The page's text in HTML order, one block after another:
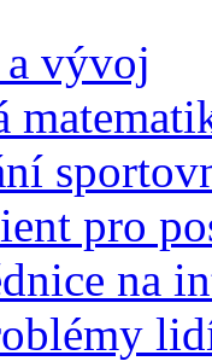
a vývoj
pro